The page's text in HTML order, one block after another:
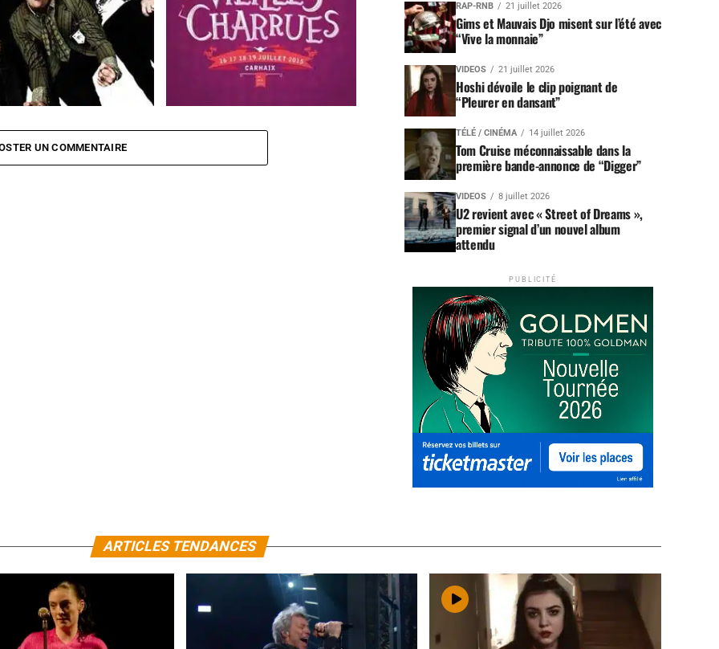
UN COMMENTAIRE
RAP-RNB 21 juillet 2026
Gims et Mauvais Djo misent sur l’été avec
“Vive la monnaie”
VIDEOS 21 juillet 2026
Hoshi dévoile le clip poignant de
“Pleurer en dansant”
TÉLÉ / CINÉMA 14 juillet 2026
Tom Cruise méconnaissable dans la
première bande-annonce de “Digger”
VIDEOS 8 juillet 2026
U2 revient avec « Street of Dreams »,
premier signal d’un nouvel album
attendu
PUBLICITÉ
ARTICLES TENDANCES